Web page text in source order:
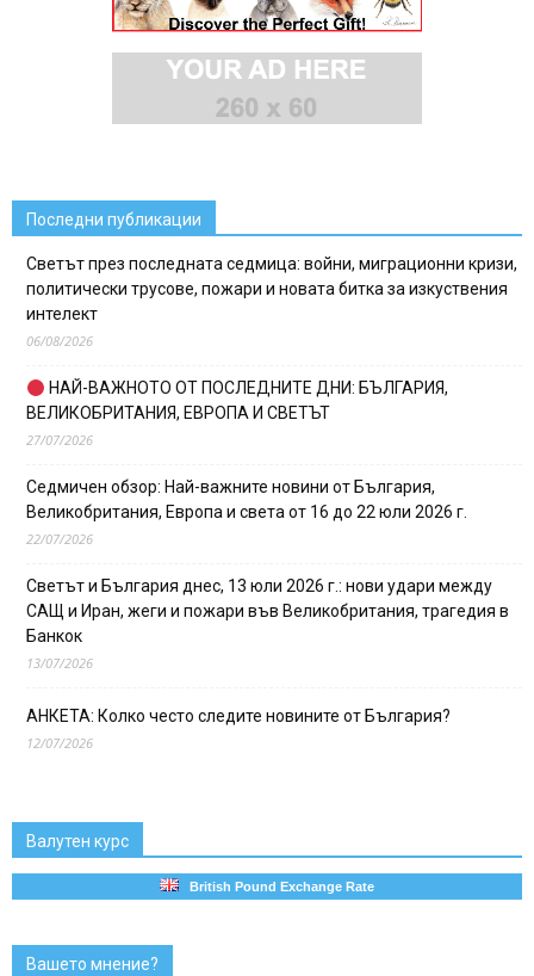
Последни публикации
Светът през последната седмица: войни, миграционни кризи,
политически трусове, пожари и новата битка за изкуствения
интелект
06/08/2026
НАЙ-ВАЖНОТО ОТ ПОСЛЕДНИТЕ ДНИ: БЪЛГАРИЯ,
ВЕЛИКОБРИТАНИЯ, ЕВРОПА И СВЕТЪТ
27/07/2026
Седмичен обзор: Най-важните новини от България,
Великобритания, Европа и света от 16 до 22 юли 2026 г.
22/07/2026
Светът и България днес, 13 юли 2026 г.: нови удари между
САЩ и Иран, жеги и пожари във Великобритания, трагедия в
Банкок
13/07/2026
АНКЕТА: Колко често следите новините от България?
12/07/2026
Валутен курс
British Pound Exchange Rate
Вашето мнение?